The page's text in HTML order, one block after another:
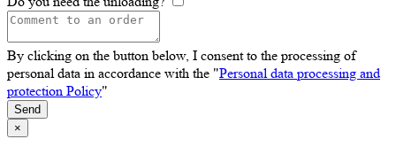
By clicking on the button below, I consent to the processing of
personal data in accordance with the "Personal data processing and
protection Policy"
Send
×